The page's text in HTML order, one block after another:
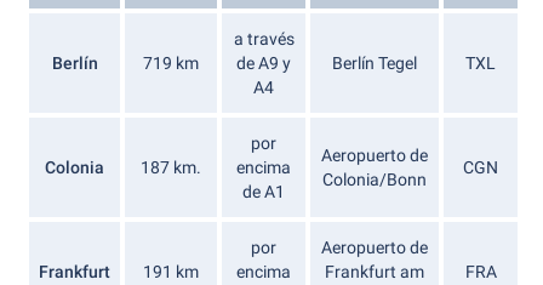
Berlín 719 km
a través
de A9 y
A4
Berlín Tegel TXL
Colonia 187 km.
por
encima
de A1
Aeropuerto de
Colonia/Bonn
CGN
Frankfurt 191 km
por
encima
Aeropuerto de
Frankfurt am
FRA